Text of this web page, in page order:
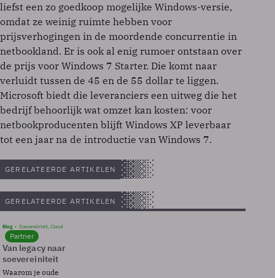
liefst een zo goedkoop mogelijke Windows-versie,
omdat ze weinig ruimte hebben voor
prijsverhogingen in de moordende concurrentie in
netbookland. Er is ook al enig rumoer ontstaan over
de prijs voor Windows 7 Starter. Die komt naar
verluidt tussen de 45 en de 55 dollar te liggen.
Microsoft biedt die leveranciers een uitweg die het
bedrijf behoorlijk wat omzet kan kosten: voor
netbookproducenten blijft Windows XP leverbaar
tot een jaar na de introductie van Windows 7.
GERELATEERDE ARTIKELEN
GERELATEERDE ARTIKELEN
Blog Soevereinteit, Cloud
Partner
Van legacy naar
soevereiniteit
Waarom je oude